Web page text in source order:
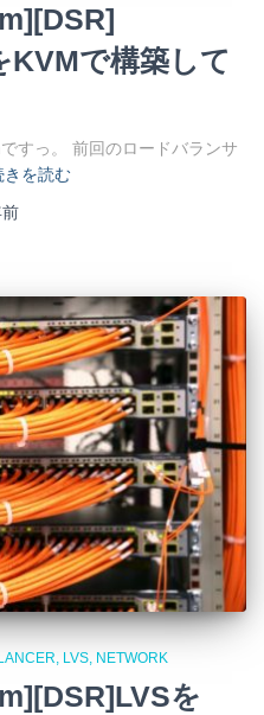
で構築して
すっ。 前回のロードバランサ
きを読む
前
LVS NETWORK
を